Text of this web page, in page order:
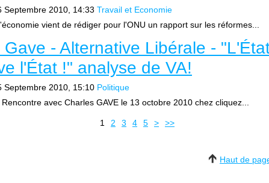
Septembre 2010, 14:33 Travail et Economie
vient de rédiger pour l'ONU un rapport sur les réformes...
Gave - Alternative Libérale -
l'État !" analyse de VA!
Septembre 2010, 15:10 Politique
avec Charles GAVE le 13 octobre 2010 chez cliquez...
1 2 3 4 5 > >>
Haut de